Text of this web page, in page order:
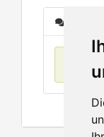
Нет